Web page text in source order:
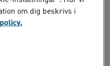
som
om dig beskrivs i